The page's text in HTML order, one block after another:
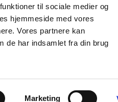
til sociale medier og
hjemmeside med vores
Vores partnere kan
de har indsamlet fra din brug
Marketing
LIVE Køge